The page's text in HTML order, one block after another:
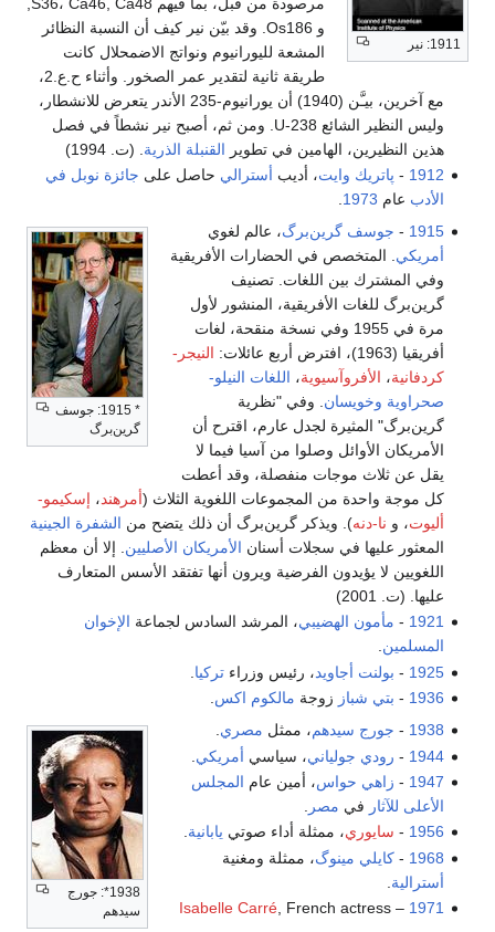
1911: نير
و Os186. وقد بيّن نير كيف أن النسبة النظائر
المشعة لليورانيوم ونواتج الاضمحلال كانت
طريقة ثانية لتقدير عمر الصخور. وأثناء ح.ع.2،
مع آخرين، بيـَّن (1940) أن يورانيوم-235 الأندر يتعرض للانشطار،
وليس النظير الشائع U-238. ومن ثم، أصبح نير نشطاً في فصل
هذين النظيرين، الهامين في تطوير القنبلة الذرية . (ت. 1994)
1912
- پاتريك وايت، أديب أسترالي حاصل على جائزة نوبل في
الأدب عام 1973
* 1915: جوسف
گرين‌برگ
1915
- جوسف گرين‌برگ، عالم لغوي
أمريكي . المتخصص في الحضارات الأفريقية
وفي المشترك بين اللغات. تصنيف
گرين‌برگ للغات الأفريقية، المنشور لأول
مرة في 1955 وفي نسخة منقحة، لغات
أفريقيا (1963)، افترض أربع عائلات:
النيجر-
كردفانية، الأفروآسيوية، اللغات النيلو-
صحراوية وخويسان . وفي "نظرية
گرين‌برگ" المثيرة لجدل عارم، اقترح أن
الأمريكان الأوائل وصلوا من آسيا فيما لا
يقل عن ثلاث موجات منفصلة، وقد أعطت
كل موجة واحدة من المجموعات اللغوية الثلاث (أمرهند، إسكيمو-
أليوت، و نا-دنه). ويذكر گرين‌برگ أن ذلك يتضح من الشفرة الجينية
المعثور عليها في سجلات أسنان الأمريكان الأصليين . إلا أن معظم
اللغويين لا يؤيدون الفرضية ويرون أنها تفتقد الأسس المتعارف
عليها. (ت. 2001)
1921
- مأمون الهضيبي، المرشد السادس لجماعة الإخوان
المسلمين.
1925
- بولنت أجاويد، رئيس وزراءتركيا
1936
- بتي شباز زوجة مالكوم اكس
1938*: جورج
سيدهم
1938
- جورج سيدهم، ممثل مصري
1944
- رودي جولياني، سياسي أمريكي
1947
- زاهي حواس، أمين عام المجلس
الأعلى للآثار في مصر
1956
- سايوري، ممثلة أداء صوتي يابانية.
1968
-كايلي مينوگ، ممثلة ومغنية
أسترالية
1971
–
Isabelle Carré, French actress